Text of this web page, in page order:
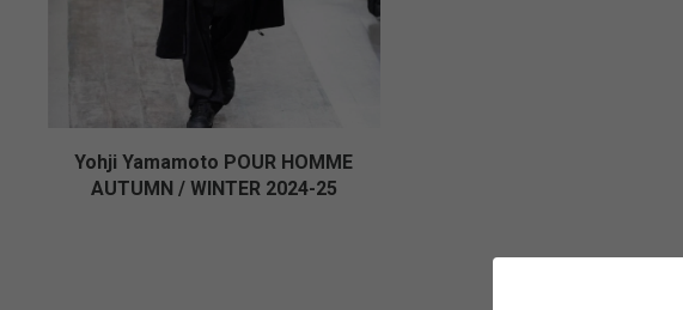
Yohji Yamamoto POUR HOMME
AUTUMN / WINTER 2024-25